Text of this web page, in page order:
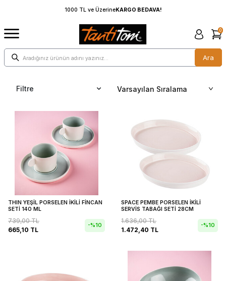
1000 TL ve ÜzerineKARGO BEDAVA!
Ara
0
Filtre
THIN YEŞİL PORSELEN İKİLİ FİNCAN
SETİ 140 ML
739,00TL
665,10 TL
-%10
SPACE PEMBE PORSELEN İKİLİ
SERVİS TABAĞI SETİ 28CM
1.636,00TL
1.472,40 TL
-%10